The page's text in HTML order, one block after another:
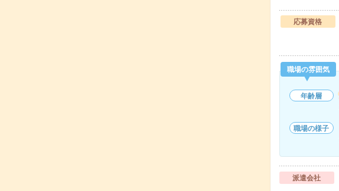
応募資格
職場の雰囲気
年齢層
職場の様子
派遣会社